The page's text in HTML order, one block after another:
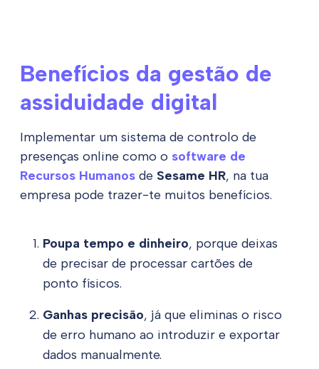
Benefícios da gestão de
assiduidade digital
Implementar um sistema de controlo de
presenças online como o software de
Recursos Humanos de Sesame HR, na tua
empresa pode trazer-te muitos benefícios.
Poupa tempo e dinheiro, porque deixas
de precisar de processar cartões de
ponto físicos.
Ganhas precisão, já que eliminas o risco
de erro humano ao introduzir e exportar
dados manualmente.